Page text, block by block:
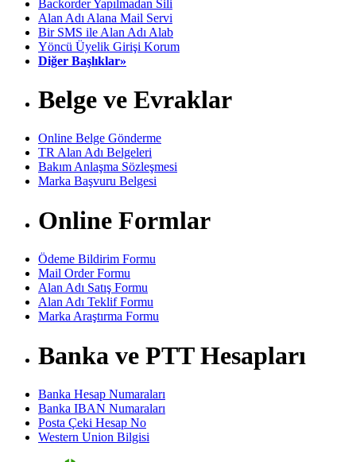
Backorder Yapılmadan Sili
Alan Adı Alana Mail Servi
Bir SMS ile Alan Adı Alab
Yöncü Üyelik Girişi Korum
Diğer Başlıklar»
Belge ve Evraklar
Online Belge Gönderme
TR Alan Adı Belgeleri
Bakım Anlaşma Sözleşmesi
Marka Başvuru Belgesi
Online Formlar
Ödeme Bildirim Formu
Mail Order Formu
Alan Adı Satış Formu
Alan Adı Teklif Formu
Marka Araştırma Formu
Banka ve PTT Hesapları
Banka Hesap Numaraları
Banka IBAN Numaraları
Posta Çeki Hesap No
Western Union Bilgisi